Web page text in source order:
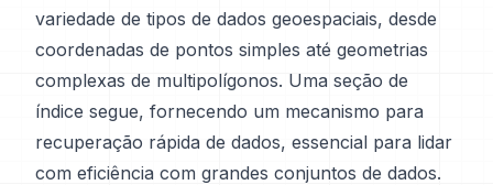
variedade de tipos de dados geoespaciais, desde
coordenadas de pontos simples até geometrias
complexas de multipolígonos. Uma seção de
índice segue, fornecendo um mecanismo para
recuperação rápida de dados, essencial para lidar
com eficiência com grandes conjuntos de dados.